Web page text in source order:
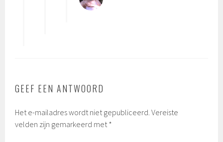
GEEF EEN ANTWOORD
Het e-mailadres wordt niet gepubliceerd. Vereiste
velden zijn gemarkeerd met *